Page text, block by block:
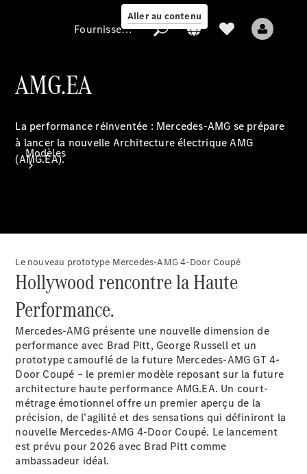
Aller au contenu
Protection des
données
Modèles
Tous les modèles
Nouveaux modèles
Modèles électriques
Modèles Plug-in Hybrid
Berline
Tous les
Fournisseur / Protection des données
AMG.EA
La performance réinventée : Mercedes-AMG se prépare
à lancer la nouvelle Architecture électrique AMG
(AMG.EA).
Le nouveau prototype Mercedes-AMG 4-Door Coupé
Hollywood rencontre la Haute
Performance.
Mercedes-AMG présente une nouvelle dimension de
performance avec Brad Pitt, George Russell et un
prototype camouflé de la future Mercedes-AMG GT 4-
Door Coupé – le premier modèle reposant sur la future
architecture haute performance AMG.EA. Un court-
métrage émotionnel offre un premier aperçu de la
précision, de l’agilité et des sensations qui définiront la
nouvelle Mercedes-AMG 4-Door Coupé. Le lancement
est prévu pour 2026 avec Brad Pitt comme
ambassadeur idéal.